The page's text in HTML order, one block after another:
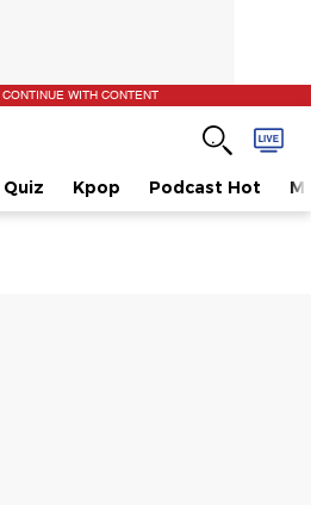
WITH CONTENT
Kpop Podcast Hot